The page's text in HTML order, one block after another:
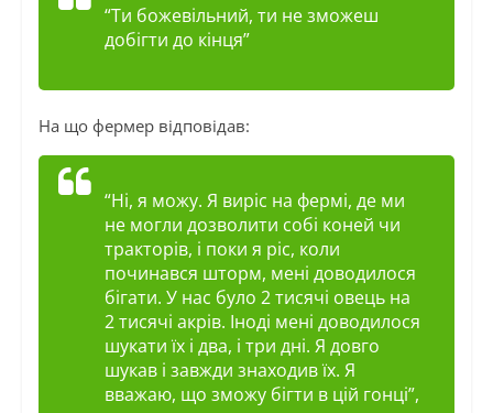
“Ти божевільний, ти не зможеш
добігти до кінця”
На що фермер відповідав:
“Ні, я можу. Я виріс на фермі, де ми
не могли дозволити собі коней чи
тракторів, і поки я ріс, коли
починався шторм, мені доводилося
бігати. У нас було 2 тисячі овець на
2 тисячі акрів. Іноді мені доводилося
шукати їх і два, і три дні. Я довго
шукав і завжди знаходив їх. Я
вважаю, що зможу бігти в цій гонці”,